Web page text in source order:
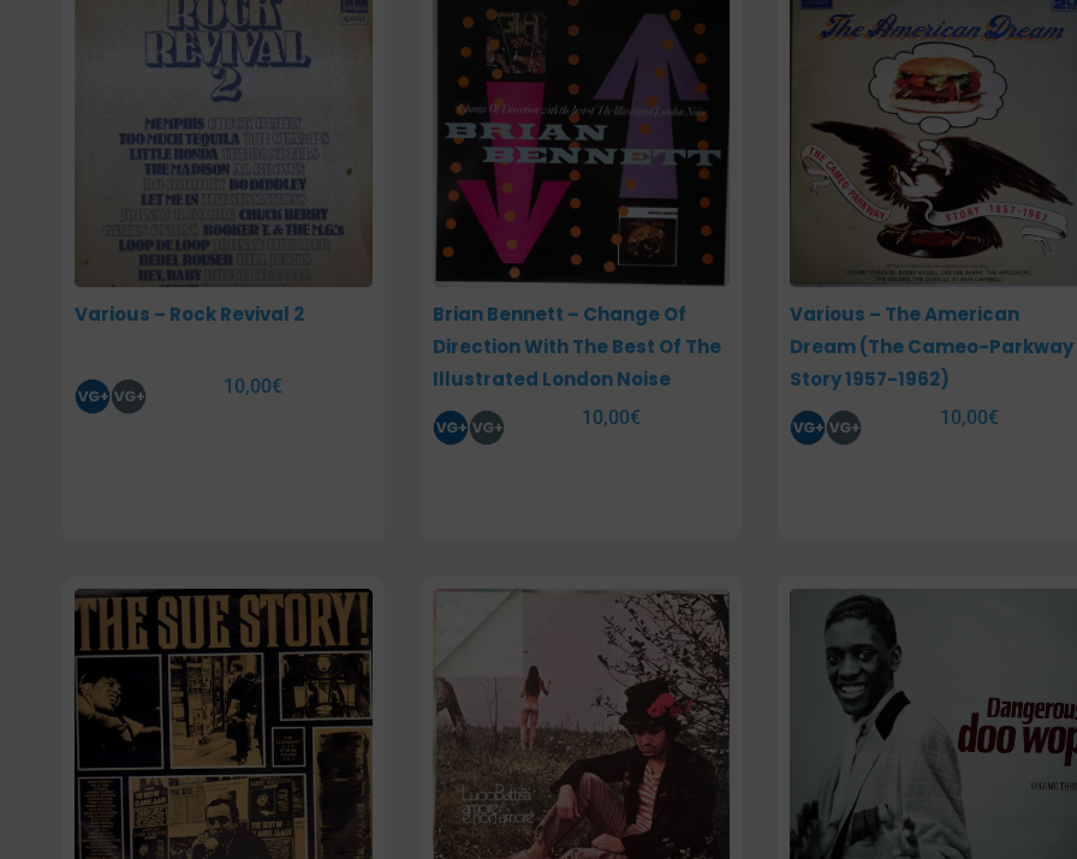
Various – Rock Revival 2
10,00€
Brian Bennett – Change Of
Direction With The Best Of The
Illustrated London Noise
10,00€
Various – The American
Dream (The Cameo-Parkway
Story 1957-1962)
10,00€